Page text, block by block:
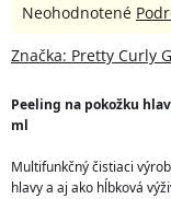
Peeling na pokožku
ml
Multifunkčný čistiaci
hlavy a aj ako hĺbková
Priemerné
produktu
0,0
z
5
hviezdičiek.
Neohodnotené
Značka: Pretty Curly